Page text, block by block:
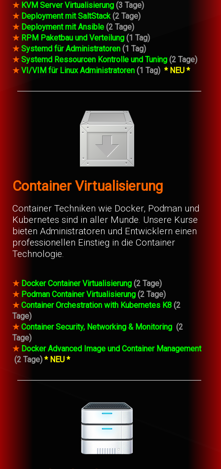
★ KVM Server Virtualisierung (3 Tage)
★ Deployment mit SaltStack (2 Tage)
★ Deployment mit Ansible (2 Tage)
★ RPM Paketbau und Verteilung (1 Tag)
★Systemd für Administratoren (1 Tag)
★Systemd Ressourcen Kontrolle und Tuning (2 Tage)
★ VI/VIM für Linux Administratoren (1 Tag) * NEU *
Container Virtualisierung
Container Techniken wie Docker, Podman und
Kubernetes sind in aller Munde. Unsere Kurse
bieten Administratoren und Entwicklern einen
professionellen Einstieg in die Container
Technologie.
★ Docker Container Virtualisierung (2 Tage)
★ Podman Container Virtualisierung (2 Tage)
★Container Orchestration with Kubernetes K8 (2
Tage)
★Container Security, Networking & Monitoring (2
Tage)
★ Docker Advanced Image und Container Management
(2 Tage) * NEU *